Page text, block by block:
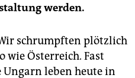
werden.
schrumpften plötzlich
wie Österreich. Fast
leben heute in